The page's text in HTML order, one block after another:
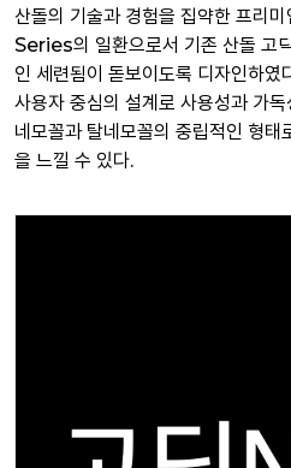
산돌의 기술과 경험을 집약한 프
Series의 일환으로서 기존 산돌 고
인 세련됨이 돋보이도록 디자인하였
사용자 중심의 설계로 사용성과 가
네모꼴과 탈네모꼴의 중립적인 형
을 느낄 수 있다.